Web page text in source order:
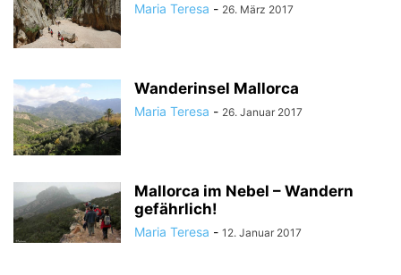
Maria Teresa - 26. März 2017
Wanderinsel Mallorca
Maria Teresa - 26. Januar 2017
Mallorca im Nebel – Wandern
gefährlich!
Maria Teresa - 12. Januar 2017